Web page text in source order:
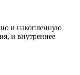
и накопленную
и внутреннее